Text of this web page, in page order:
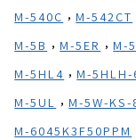
M-540C , M-542CT
M-5B , M-5ER , M-
M-5HL4 , M-5HLH-
M-5UL , M-5W-KS-
M-6045K3F50PPM